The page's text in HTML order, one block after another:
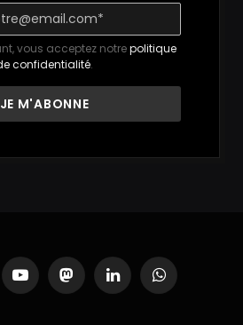
vous acceptez notrepolitique
confidentialité.
YouTubeMastodonLinkedInWhatsApp